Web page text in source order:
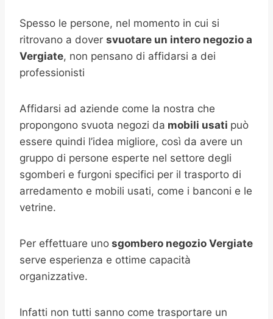
Spesso le persone, nel momento in cui si
ritrovano a dover svuotare un intero negozio a
Vergiate, non pensano di affidarsi a dei
professionisti
Affidarsi ad aziende come la nostra che
propongono svuota negozi da mobili usati può
essere quindi l’idea migliore, così da avere un
gruppo di persone esperte nel settore degli
sgomberi e furgoni specifici per il trasporto di
arredamento e mobili usati, come i banconi e le
vetrine.
Per effettuare uno sgombero negozio Vergiate
serve esperienza e ottime capacità
organizzative.
Infatti non tutti sanno come trasportare un